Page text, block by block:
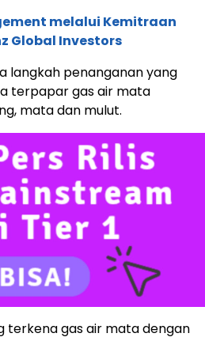
melalui Kemitraan
Global Investors
langkah penanganan yang
terpapar gas air mata
mata dan mulut.
terkena gas air mata dengan